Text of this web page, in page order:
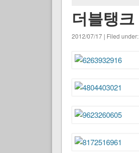
더블탱크
2012/07/17 | Filed under: